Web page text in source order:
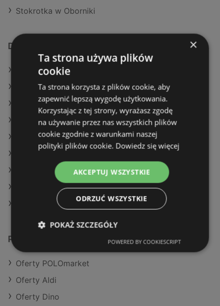
Stokrotka w Oborniki
Dodatkowe łącza
Oferty Stokrotka
Oferty Delikatesy Centrum
Oferty E.Leclerc
Aktualne gazetki POLOmarket
Aktualne gazetki Delikatesy Centrum
Aktualne gazetki Carrefour
Aktualne gazetki Żabka
Aktualne gazetki Selgros
Sklepy Stokrotka w Police
Podobne sklepy detaliczne
Oferty POLOmarket
Oferty Aldi
Oferty Dino
×
Ta strona używa plików
cookie
Ta strona korzysta z plików cookie, aby
zapewnić lepszą wygodę użytkowania.
Korzystając z tej strony, wyrażasz zgodę
na używanie przez nas wszystkich plików
cookie zgodnie z warunkami naszej
polityki plików cookie. Dowiedz się więcej
AKCEPTUJ WSZYSTKIE
ODRZUĆ WSZYSTKIE
POKAŻ SZCZEGÓŁY
POWERED BY COOKIESCRIPT